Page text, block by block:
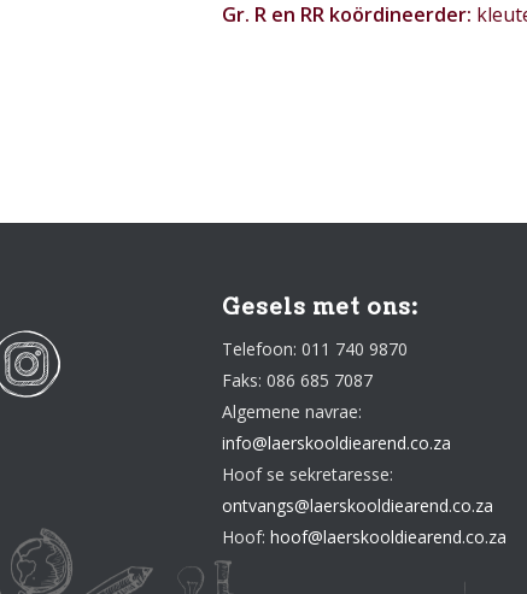
Gr. R en RR koördineerder:
Gesels met ons:
Telefoon: 011 740 9870
Faks: 086 685 7087
Algemene navrae:
info@laerskooldiearend.co.za
Hoof se sekretaresse:
ontvangs@laerskooldiearend.co.za
Hoof:hoof@laerskooldiearend.co.za